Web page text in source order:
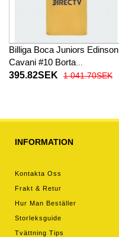
Billiga Boca Juniors Edinson
Cavani #10 Borta
fotbollskläder 2025-26
395.82SEK 1 041.70SEK
INFORMATION
Kontakta Oss
Frakt & Retur
Hur Man Beställer
Storleksguide
Tvättning Tips